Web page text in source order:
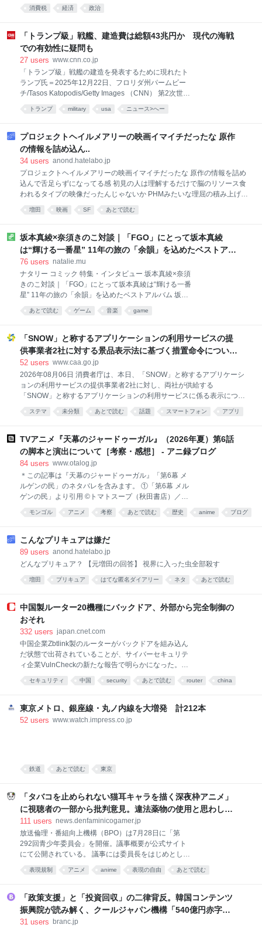
みらいは、衆院選の時点から消費税減税には、一貫し
て反対してきました。改めてですが、反対する主な理
は「良くて7割」しか下がらない見立てが示されてい
る ②農業従事者や外食産業に、還付や資金繰り等の負
担が偏って発生するが、対応策が示されていない ③高
ける方に重点的に」という政策目的に反する ④財源が
不明確。取り組むべき社会保険料引き下げ施策にも影
響がおよび得る 上記について、引き続き秋の国会で議
論します。 2026-08-05 23:42:50 安野貴博＠チームみ
消費税 経済 政治
「トランプ級」戦艦、建造費は総額43兆円か 現代の海戦
での有効性に疑問も
27 users www.cnn.co.jp
「トランプ級」戦艦の建造を発表するために現れたト
ランプ氏＝2025年12月22日、フロリダ州パームビー
チ/Tasos Katopodis/Getty Images （CNN） 第2次世界
大戦後最大の戦艦となる「トランプ級」の建設を海軍
に求める米政権の計画を巡り、建造費は総額2750億ド
新たな報告書から明らかになった。米国の造船所では
建造できない可能性もあるという。 トランプ級のコス
トは1隻あたり180億ドル以上で、これまでに建造され
る。 トランプ級戦艦のコスト高騰で、駆逐艦やフリゲ
ートも含めた海軍の水上戦闘艦の総調達予算は、2025
年の110億ドルから27年には180億ドルへと3分の2以
上増加する見込みだ――。CBOの報告書はそう指摘し
トランプ military usa ニュース>へー
プロジェクトヘイルメアリーの映画イマイチだったな 原作
の情報を詰め込ん..
34 users anond.hatelabo.jp
プロジェクトヘイルメアリーの映画イマイチだったな 原作の情報を詰め
込んで舌足らずになってる感 初見の人は理解するだけで脳のリソース食
われるタイプの映像だったんじゃないか PHMみたいな理屈の積み上げそ
のものが快楽装置な作品はプロットだけ使って別解釈の脚本にした方が
楽しめたんじゃないかなあ 押井守が言ってたみたいにある程度原作無視
増田 映画 SF あとで読む
坂本真綾×奈須きのこ対談｜「FGO」にとって坂本真綾
は“輝ける一番星” 11年の旅の「余韻」を込めたベストアル
バム - コミックナタリー 特集・インタビュー
76 users natalie.mu
ナタリー コミック 特集・インタビュー 坂本真綾×奈須
きのこ対談｜「FGO」にとって坂本真綾は“輝ける一番
星” 11年の旅の「余韻」を込めたベストアルバム 坂本
真綾「『Fate/Grand Order』主題歌ベストアルバム 余
韻」 PR 2026年8月6日 坂本真綾がスマートフォン向
ために手がけてきた主題歌を収録した「『Fate/Grand
Order』主題歌ベストアルバム 余韻」が、7月29日に
発売された。同作は、2015年の「FGO」リリースに合
た「FGO」第2部終章の主題歌「時計」まで、坂本と
「FGO」11年間の歩みを1枚にまとめたベスト盤だ。
コミックナタリーではベストアルバムのリリースを記
念して、坂本と、「FGO」のシナリオや総監督を務め
あとで読む ゲーム 音楽 game
「SNOW」と称するアプリケーションの利用サービスの提
供事業者2社に対する景品表示法に基づく措置命令について
| 消費者庁
52 users www.caa.go.jp
2026年08月06日 消費者庁は、本日、「SNOW」と称するアプリケーシ
ョンの利用サービスの提供事業者2社に対し、両社が供給する
「SNOW」と称するアプリケーションの利用サービスに係る表示につい
て、それぞれ、景品表示法に違反する行為(同法第5条第3号(ステルスマ
ーケティング告示)に該当)が認められたことから、同法第7条第1項の規
プリケーションの利用サービスの提供事業者2社に対する景品表示法に
基づく措置命令について[PDF:2.0 MB]
https://www.caa.go.jp/notice/assets/representation_cms207_260806_02
ステマ 未分類 あとで読む 話題 スマートフォン アプリ
TVアニメ『天幕のジャードゥーガル』（2026年夏）第6話
の脚本と演出について［考察・感想］ - アニ録ブログ
84 users www.otalog.jp
＊この記事は『天幕のジャードゥーガル』「第6幕 メ
ルゲンの民」のネタバレを含みます。 ①「第6幕 メル
ゲンの民」より引用 ©︎トマトスープ（秋田書店）／天
幕のジャードゥーガル製作委員会 anime-
jaadugar.com www.youtube.com トマトスープ原作／
ゥーガル』は，モンゴル帝国を舞台とした大河アニメ
ーションである。歴史に翻弄される女性たちの壮絶な
生き様を，日本のマンガらしい柔らかなタッチで描い
「第6幕 メルゲンの民」は，チンギス・カンの第三皇
ーティマ）に自らの過去と帝国への憎悪を語る重要回
である。脚本は『パズドラ』（2018年-）などの佐藤
寿昭。絵コンテは『もののけ姫』（1997年）『千と千
尋の神隠し』（2001年）
モンゴル アニメ 考察 あとで読む 歴史 anime ブログ
こんなプリキュアは嫌だ
89 users anond.hatelabo.jp
どんなプリキュア？ 【元増田の回答】 視界に入った虫全部殺す
増田 プリキュア はてな匿名ダイアリー ネタ あとで読む
中国製ルーター20機種にバックドア、外部から完全制御の
おそれ
332 users japan.cnet.com
中国企業Zbtlink製のルーターがバックドアを組み込ん
だ状態で出荷されていることが、サイバーセキュリテ
ィ企業VulnCheckの新たな報告で明らかになった。
VulnCheckはZbtlink製の20機種を調査し、各機種のフ
ァームウェアで、中国にあるクラウドサーバーと自動
の最高技術責任者（CTO）を務めるJacob Baines氏に
よると、このバックドアにより、Zbtlinkはルーターの
これまでに出てきた中で最も「動かぬ証拠」に近いも
サス州は2月、中国で創業し、現在はカリフォルニア
州に本社を置
セキュリティ 中国 security あとで読む router china
東京メトロ、銀座線・丸ノ内線を大増発 計212本
52 users www.watch.impress.co.jp
鉄道 あとで読む 東京
「タバコを止められない猫耳キャラを描く深夜枠アニメ」
に視聴者の一部から批判意見。違法薬物の使用と思わしき
描写も含めて、BPOが議論を交わす
111 users news.denfaminicogamer.jp
放送倫理・番組向上機構（BPO）は7月28日に「第
292回青少年委員会」を開催。議事概要が公式サイト
にて公開されている。 議事には委員長をはじめとした
7人の委員全員が出席。さまざまな番組における6月後
半～7月前半の1カ月間に寄せられた視聴者意見につい
構（BPO）」 公式サイトより）今回の議事では、とあ
る「平日深夜のアニメ」に寄せられた視聴者意見につ
いても取り扱われている。 アニメの内容については、
表現規制 アニメ anime 表現の自由 あとで読む
「政策支援」と「投資回収」の二律背反。韓国コンテンツ
振興院が読み解く、クールジャパン機構「540億円赤字」
の本質 | Branc（ブラン）-Brand New Creativity-
31 users branc.jp